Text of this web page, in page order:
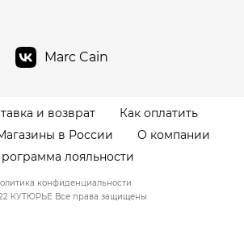
Marc Cain
и возврат
Как оплатить
в России
О компании
лояльности
КУТЮРЬЕ Все права защищены
конфиденциальности